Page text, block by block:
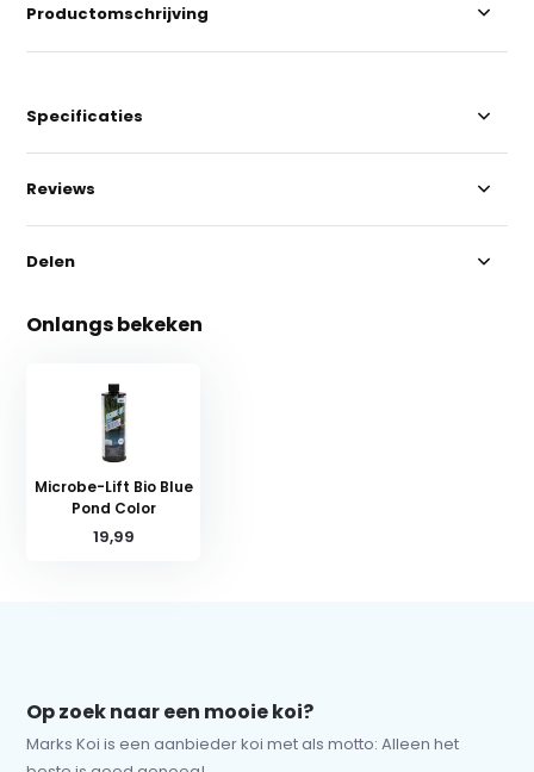
Productomschrijving
Specificaties
Reviews
Delen
Onlangs bekeken
Microbe-Lift Bio Blue
Pond Color
19,99
Op zoek naar een mooie koi?
Marks Koi is een aanbieder koi met als motto: Alleen het